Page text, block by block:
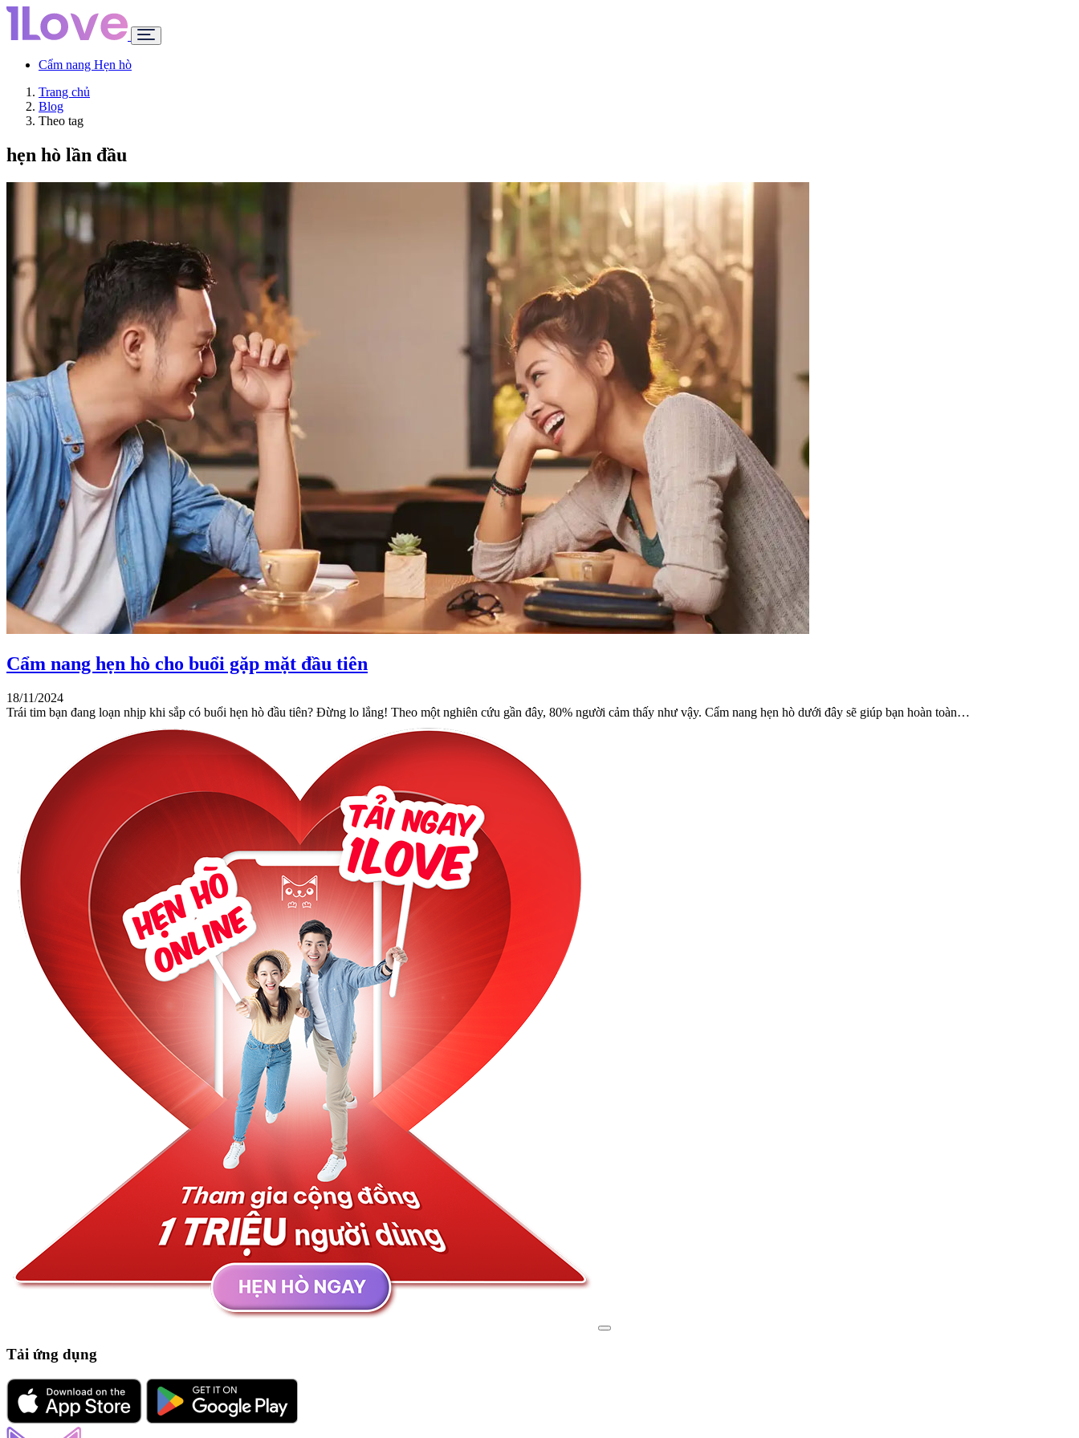
Cẩm nang Hẹn hò
Trang chủ
Blog
Theo tag
hẹn hò lần đầu
Cẩm nang hẹn hò cho buổi gặp mặt đầu tiên
18/11/2024
Trái tim bạn đang loạn nhịp khi sắp có buổi hẹn hò đầu tiên? Đừng lo lắng! Theo một nghiên cứu gần đây, 80% người cảm thấy như vậy. Cẩm nang hẹn hò dưới đây sẽ giúp bạn hoàn toàn…
Tải ứng dụng